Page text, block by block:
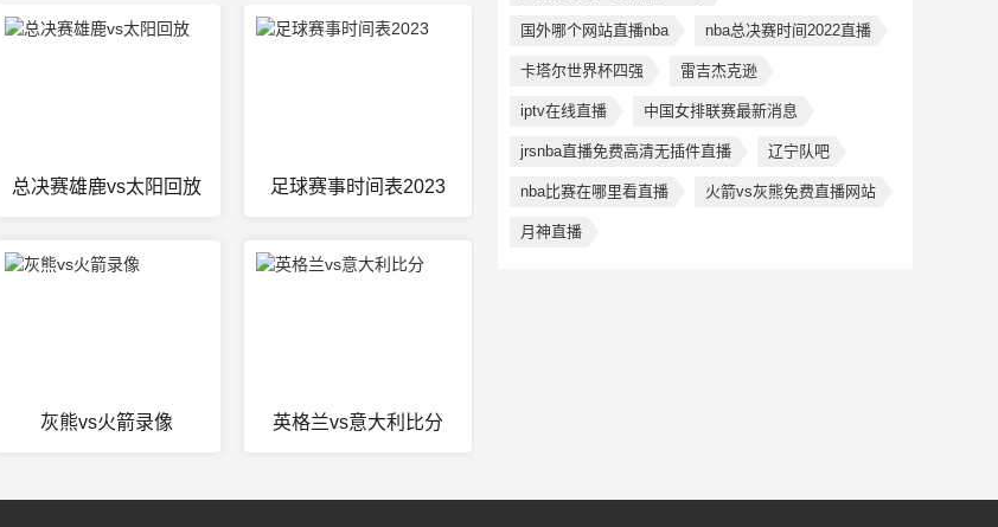
总决赛雄鹿vs太阳回放 足球赛事时间表2023
灰熊vs火箭录像 英格兰vs意大利比分
国外哪个网站直播nba nba总决赛时间2022直播
卡塔尔世界杯四强 雷吉杰克逊
iptv在线直播 中国女排联赛最新消息
jrsnba直播免费高清无插件直播 辽宁队吧
nba比赛在哪里看直播 火箭vs灰熊免费直播网站
月神直播